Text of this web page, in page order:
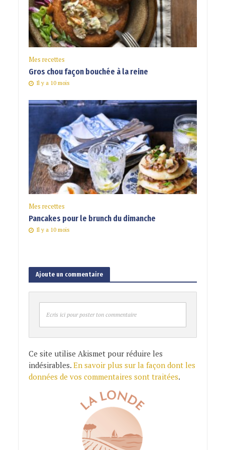
Mes recettes
Gros chou façon bouchée à la reine
Il y a 10 mois
Mes recettes
Pancakes pour le brunch du dimanche
Il y a 10 mois
Ajoute un commentaire
Ecris ici pour poster ton commentaire
Ce site utilise Akismet pour réduire les
indésirables. En savoir plus sur la façon dont les
données de vos commentaires sont traitées.